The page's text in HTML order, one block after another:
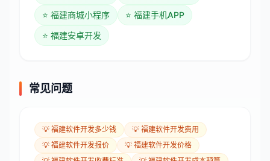
⭐ 福建商城小程序 ⭐ 福建手机APP
⭐ 福建安卓开发
常见问题
💡 福建软件开发多少钱 💡 福建软件开发费用
💡 福建软件开发报价 💡 福建软件开发价格